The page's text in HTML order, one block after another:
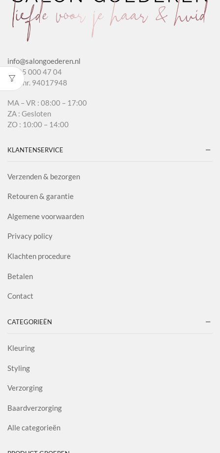
info@salongoederen.nl
T 085 000 47 04
KvK nr. 94017948
MA – VR : 08:00 – 17:00
ZA : Gesloten
ZO : 10:00 – 14:00
KLANTENSERVICE
Verzenden & bezorgen
Retouren & garantie
Algemene voorwaarden
Privacy policy
Klachten procedure
Betalen
Contact
CATEGORIEËN
Kleuring
Styling
Verzorging
Baardverzorging
Alle categorieën